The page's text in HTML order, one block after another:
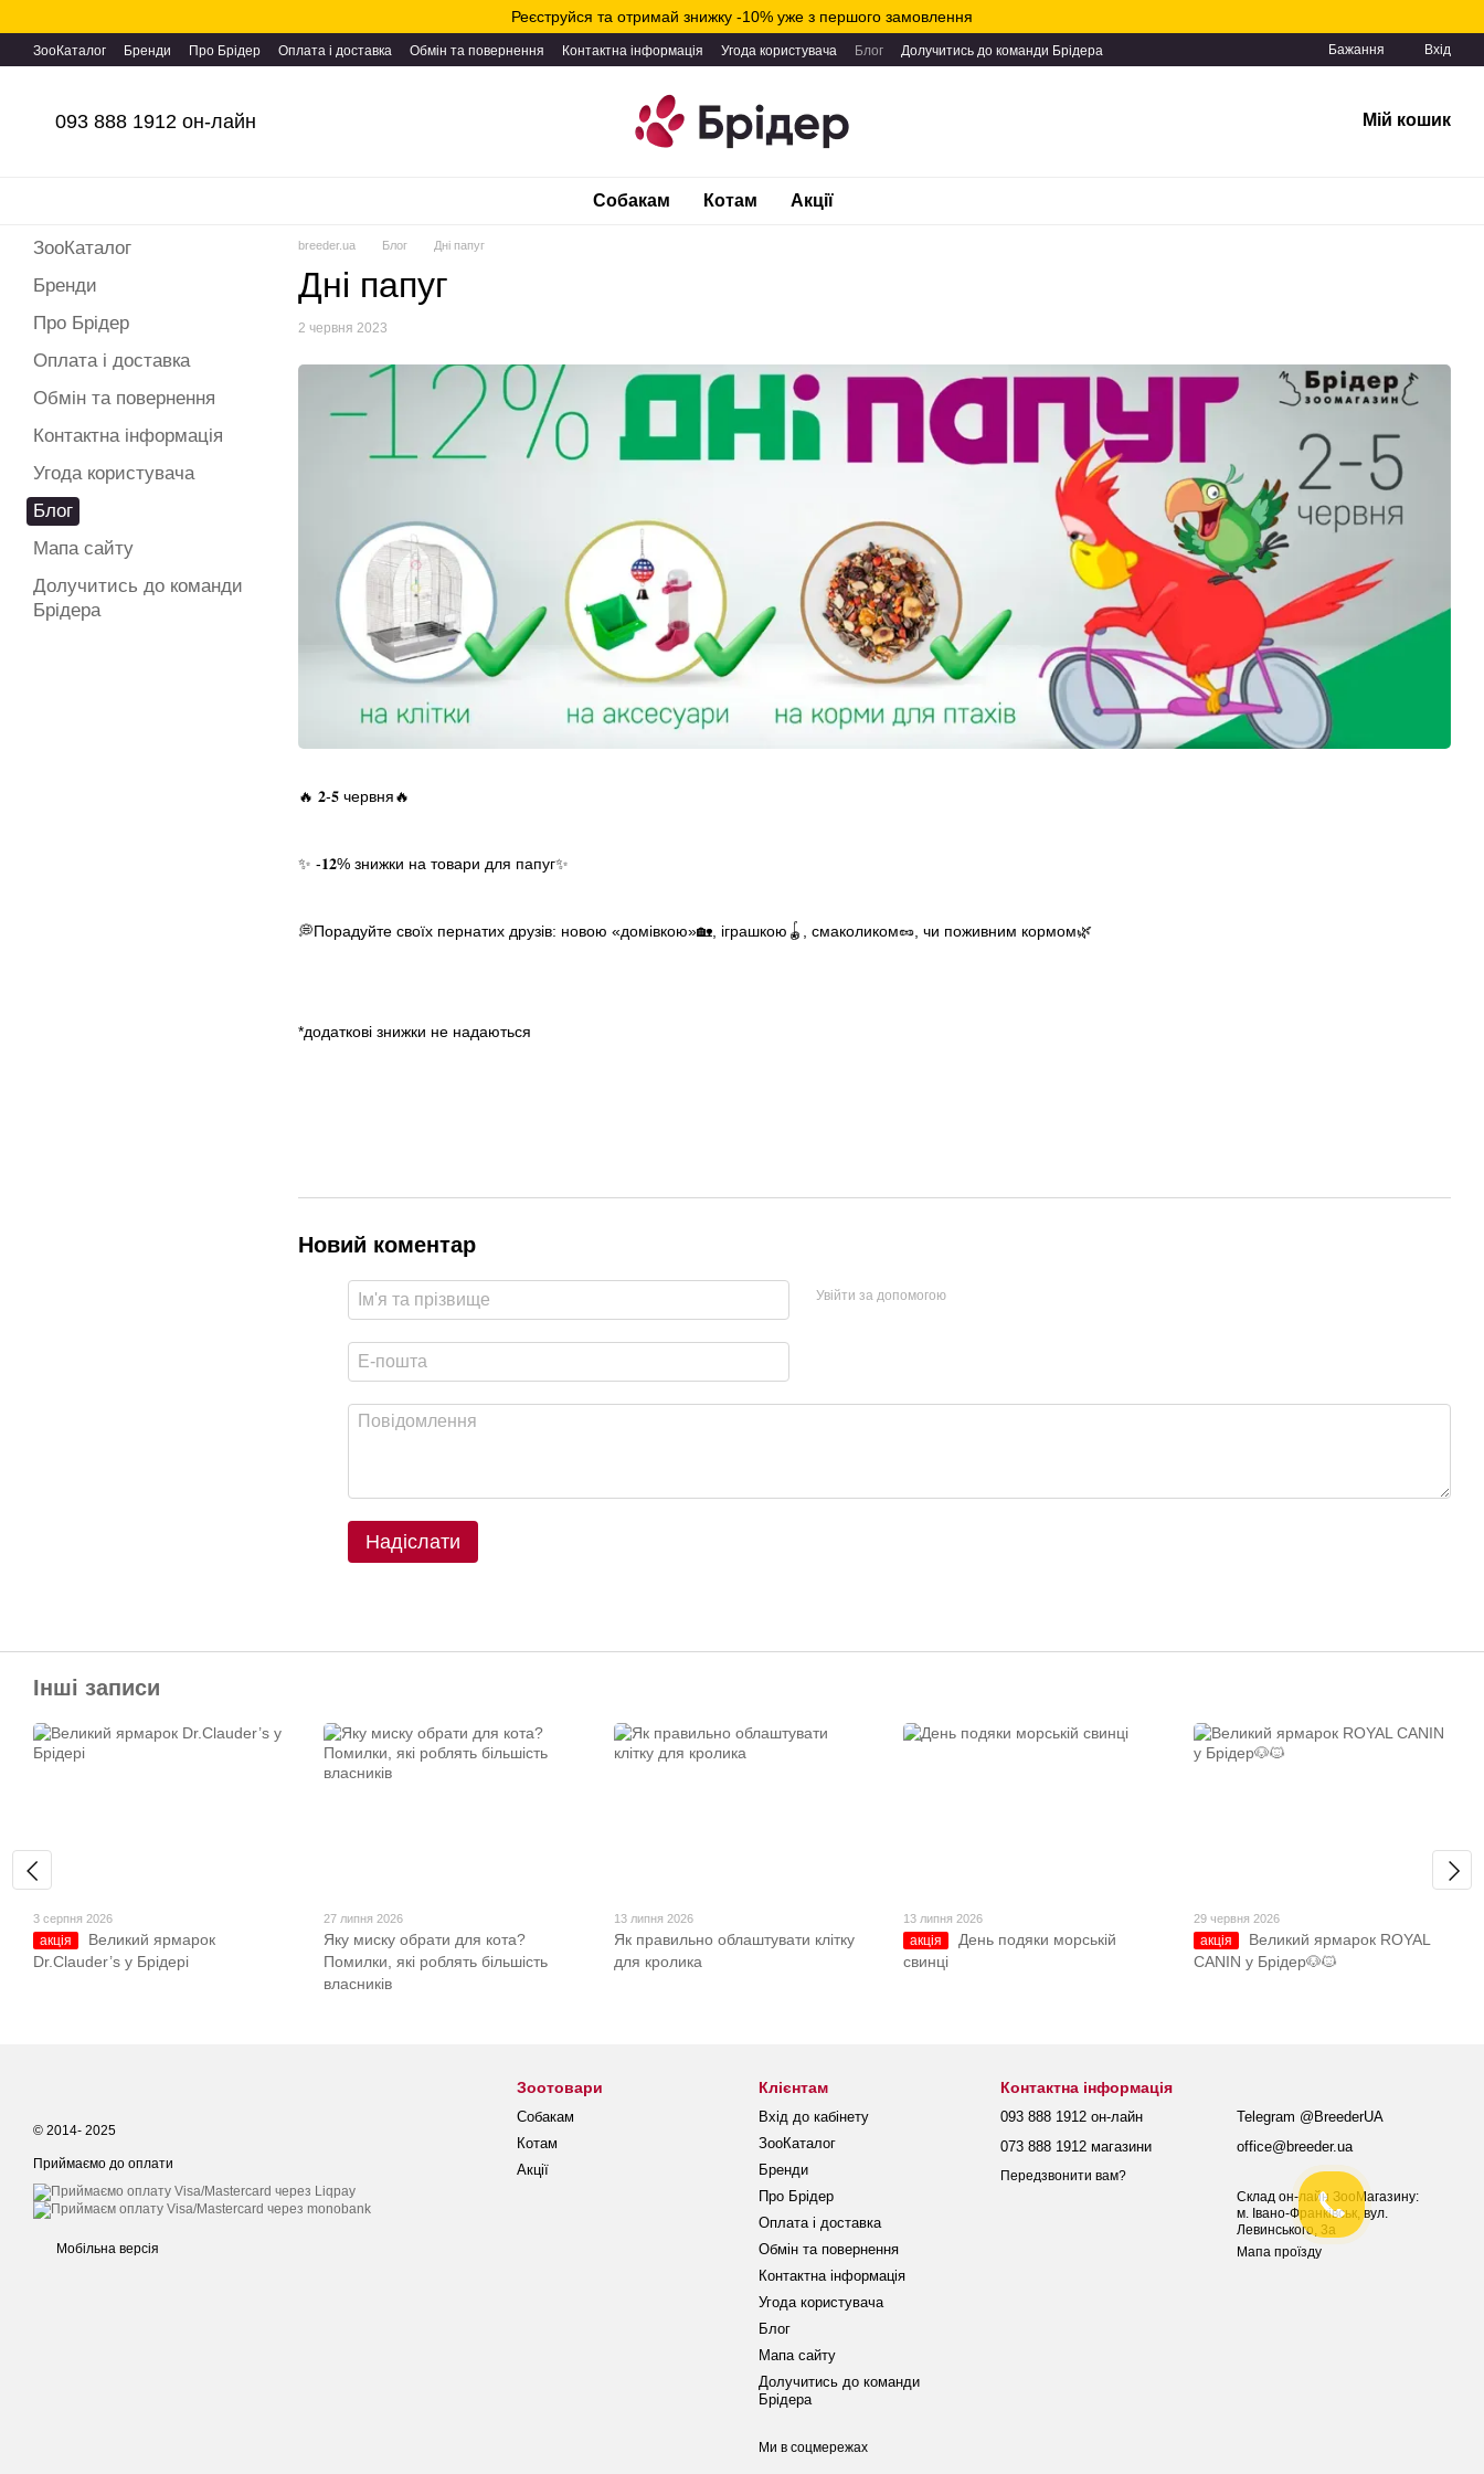
Реєструйся та отримай знижку -10% уже з першого замовлення
ЗооКаталог Бренди Про Брідер Оплата і доставка Обмін та повернення Контактна інформація Угода користувача Блог Долучитись до команди Брідера Бажання Вхід
093 888 1912 он-лайн Мій кошик
Собакам Котам Акції
breeder.ua Блог Дні папуг
Дні папуг
2 червня 2023
🔥 𝟐-𝟓 червня🔥
✨ -𝟏𝟐% знижки на товари для папуг✨
💭Порадуйте своїх пернатих друзів: новою «домівкою»🏡, іграшкою🪀, смаколиком🥜, чи поживним кормом🌿
*додаткові знижки не надаються
Новий коментар
Увійти за допомогою
Надіслати
ЗооКаталог
Бренди
Про Брідер
Оплата і доставка
Обмін та повернення
Контактна інформація
Угода користувача
Блог
Мапа сайту
Долучитись до команди
Брідера
Інші записи
3 серпня 2026
акція
Великий ярмарок
Dr.Clauder’s у Брідері
27 липня 2026
Яку миску обрати для кота?
Помилки, які роблять більшість
власників
13 липня 2026
Як правильно облаштувати клітку
для кролика
13 липня 2026
акція
День подяки морській
свинці
29 червня 2026
акція
Великий ярмарок ROYAL
CANIN у Брідер🐶🐱
© 2014- 2025
Приймаємо до оплати
Мобільна версія
Зоотовари
Собакам
Котам
Акції
Клієнтам
Вхід до кабінету
ЗооКаталог
Бренди
Про Брідер
Оплата і доставка
Обмін та повернення
Контактна інформація
Угода користувача
Блог
Мапа сайту
Долучитись до команди
Брідера
Ми в соцмережах
Контактна інформація
093 888 1912 он-лайн
073 888 1912 магазини
Передзвонити вам?
Telegram @BreederUA
office@breeder.ua
Склад он-лайн ЗооМагазину:
м. Івано-Франківськ, вул.
Левинського, 3а
Мапа проїзду